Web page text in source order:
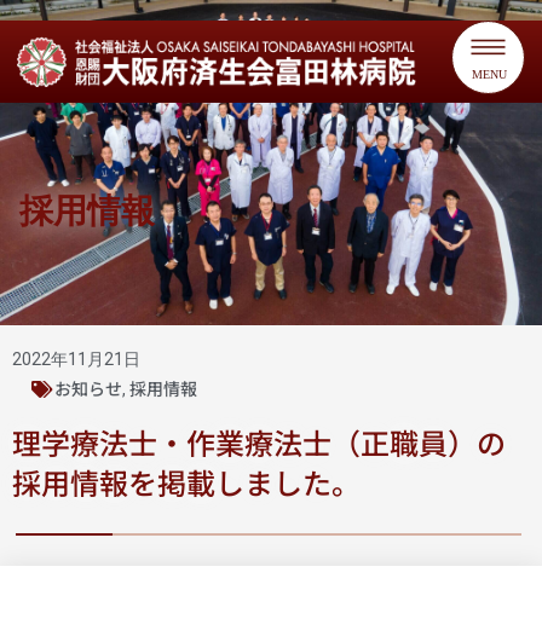
MENU
採用情報
2022年11月21日
お知らせ, 採用情報
理学療法士・作業療法士（正職員）の
採用情報を掲載しました。